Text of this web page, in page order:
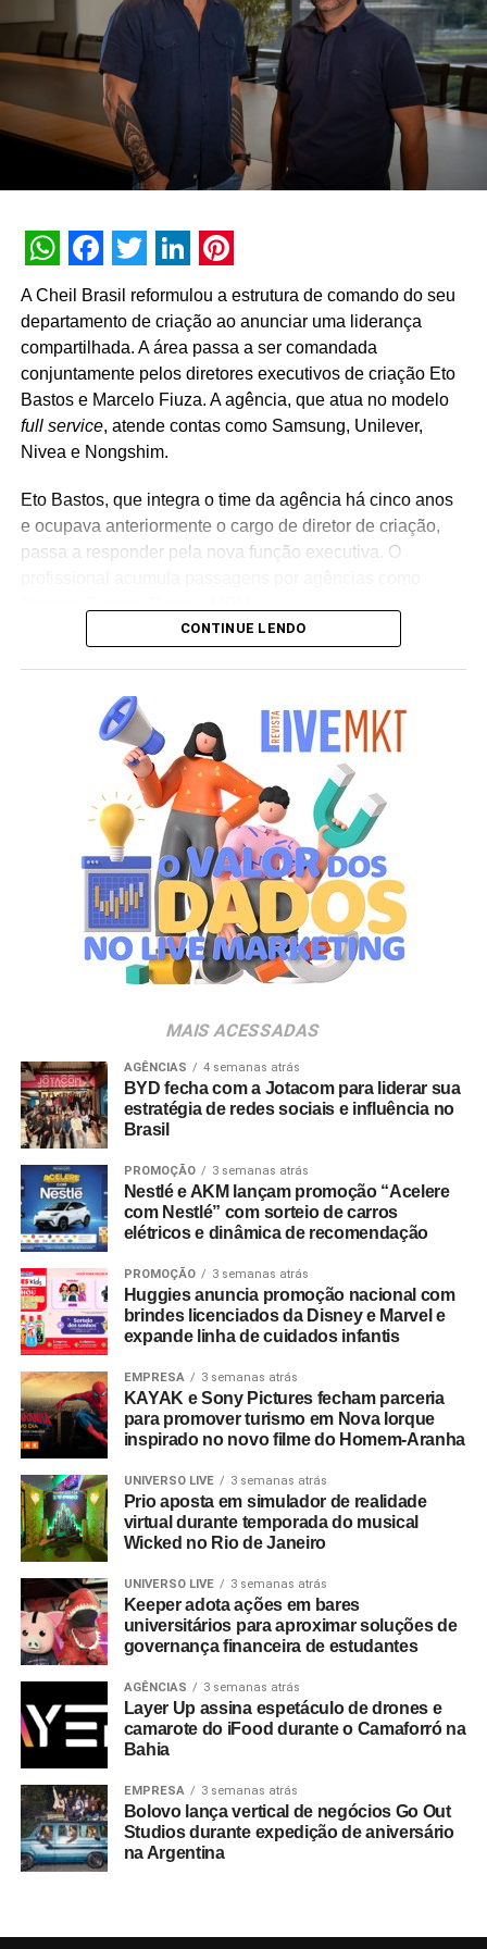
mercado nacional.
WhatsApp
Facebook
Twitter
LinkedIn
Pinterest
A Cheil Brasil reformulou a estrutura de comando do seu
departamento de criação ao anunciar uma liderança
compartilhada. A área passa a ser comandada
conjuntamente pelos diretores executivos de criação Eto
Bastos e Marcelo Fiuza. A agência, que atua no modelo
full service, atende contas como Samsung, Unilever,
Nivea e Nongshim.
Eto Bastos, que integra o time da agência há cinco anos
e ocupava anteriormente o cargo de diretor de criação,
passa a responder pela nova função executiva. O
Já Marcelo Fiuza retorna à Cheil Brasil para assumir o
casa entre 2023 e 2025. Em sua trajetória corporativa,
Fiuza reúne experiência em operações publicitárias como
Mutato, Publicis Brasil, DPZ e Neogama/BBH.
“Eto e Marcelo têm expertises distintas e
complementares, além de já terem trabalhado juntos e
conhecerem profundamente o DNA da Cheil – sabendo
muito bem navegar pelas diversas disciplinas e
plataformas que oferecemos para nossos clientes.
Acreditamos que essa liderança compartilhada trará uma
série de benefícios para os processos, além de
resultados ainda mais efetivos para nossos projetos e
A movimentação busca fortalecer a entrega criativa
integrada às demais áreas de especialidade da agência.
Além dos serviços tradicionais de planejamento, criação
e mídia, a Cheil opera com núcleos dedicados de
retail, eventos,live commerce, produção de conteúdo,
sociale um estúdio proprietário voltado a soluções de
inteligência artificial.
CONTINUE LENDO
MAIS ACESSADAS
AGÊNCIAS 4 semanas atrás
BYD fecha com a Jotacom para liderar sua
estratégia de redes sociais e influência no
Brasil
PROMOÇÃO 3 semanas atrás
Nestlé e AKM lançam promoção “Acelere
com Nestlé” com sorteio de carros
elétricos e dinâmica de recomendação
PROMOÇÃO 3 semanas atrás
Huggies anuncia promoção nacional com
brindes licenciados da Disney e Marvel e
expande linha de cuidados infantis
EMPRESA 3 semanas atrás
KAYAK e Sony Pictures fecham parceria
para promover turismo em Nova Iorque
inspirado no novo filme do Homem-Aranha
UNIVERSO LIVE 3 semanas atrás
Prio aposta em simulador de realidade
virtual durante temporada do musical
Wicked no Rio de Janeiro
UNIVERSO LIVE 3 semanas atrás
Keeper adota ações em bares
universitários para aproximar soluções de
governança financeira de estudantes
AGÊNCIAS 3 semanas atrás
Layer Up assina espetáculo de drones e
camarote do iFood durante o Camaforró na
Bahia
EMPRESA 3 semanas atrás
Bolovo lança vertical de negócios Go Out
Studios durante expedição de aniversário
na Argentina